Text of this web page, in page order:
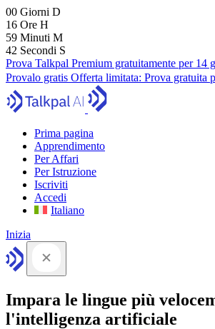
00 Giorni D
16 Ore H
59 Minuti M
41 Secondi S
Prova Talkpal Premium gratuitamente per 14
Provalo gratis Offerta limitata: Prova gratuita
Prima pagina
Apprendimento
Per Affari
Per Istruzione
Iscriviti
Accedi
Italiano
Inizia
Impara le lingue più
l'intelligenza artificiale